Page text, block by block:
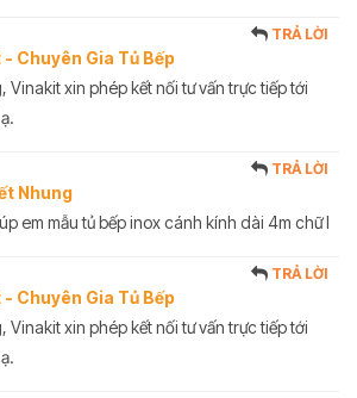
Chuyên Gia Tủ Bếp
TRẢ LỜI
Vinakit xin phép kết nối tư vấn trực tiếp tới
Nhung
TRẢ LỜI
em mẫu tủ bếp inox cánh kính dài 4m chữ I
Chuyên Gia Tủ Bếp
TRẢ LỜI
Vinakit xin phép kết nối tư vấn trực tiếp tới